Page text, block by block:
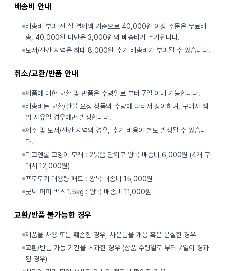
배송비 안내
배송비 부과 전 실 결제액 기준으로 40,000원 이상 주문은 무료배
송, 40,000원 미만은 3,000원의 배송비가 추가됩니다.
도서/산간 지역은 최대 8,000원 추가 배송비가 부과될 수 있습니다.
취소/교환/반품 안내
제품에 대한 교환 및 반품은 수령일로 부터 7일 이내 가능합니다.
배송비는 교환/환불 요청 상품의 수량에 따라서 상이하며, 구매자 책
임 사유일 경우에만 발생합니다.
제주 및 도서/산간 지역의 경우, 추가 비용이 별도 발생될 수 있습니
다.
디그앤롤 고양이 모래 : 2묶음 단위로 왕복 배송비 6,000원 (4개 구
매시 12,000원)
프로도기 대용량 패드 : 왕복 배송비 15,000원
굿씨 퍼피 박스 1.5kg : 왕복 배송비 11,000원
교환/반품 불가능한 경우
제품을 사용 또는 훼손한 경우, 사은품을 개봉 혹은 분실한 경우
교환/반품 가능 기간을 초과한 경우 (상품 수령일로 부터 7일이 경과
된 경우)